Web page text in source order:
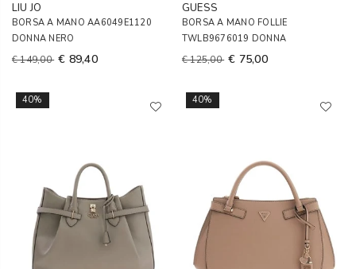
LIU JO
BORSA A MANO AA6049E1120
DONNA NERO
€ 149,00 € 89,40
GUESS
BORSA A MANO FOLLIE
TWLB9676019 DONNA
€ 125,00 € 75,00
40% 40%